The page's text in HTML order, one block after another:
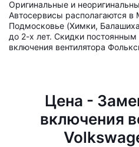
Оригинальные и
Автосервисы располагаются
Подмосковье (Химки,
до 2-х лет. Скидки
включения вентилятора
Цена -
включения